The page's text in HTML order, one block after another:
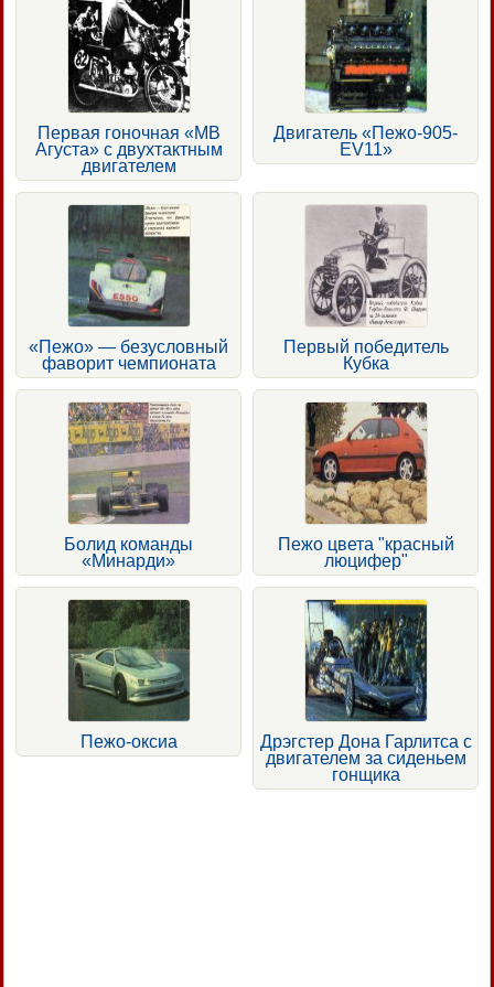
Первая гоночная «МВ
Агуста» с двухтактным
двигателем
Двигатель «Пежо-905-
EV11»
«Пежо» — безусловный
фаворит чемпионата
Первый победитель
Кубка
Болид команды
«Минарди»
Пежо цвета "красный
люцифер"
Пежо-оксиа
Дрэгстер Дона Гарлитса с
двигателем за сиденьем
гонщика